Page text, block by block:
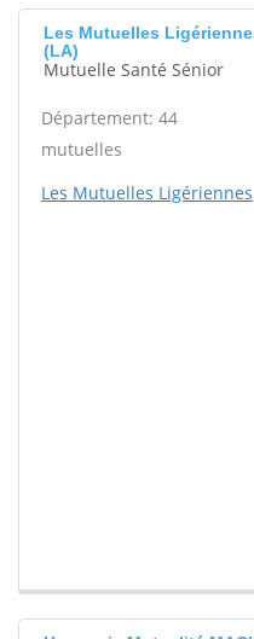
Les Mutuelles
(LA)
Mutuelle Santé Sénior
Département: 44
mutuelles
Les Mutuelles Ligériennes